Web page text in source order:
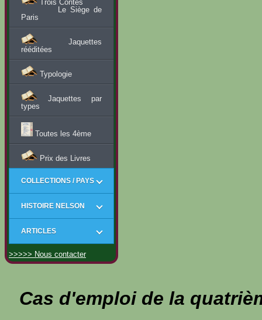
Trois Contes
Le Siège de
Paris
Jaquettes
rééditées
Typologie
Jaquettes par
types
Toutes les 4ème
Prix des Livres
COLLECTIONS / PAYS
HISTOIRE NELSON
ARTICLES
>>>>> Nous contacter
Cas d'emploi de la